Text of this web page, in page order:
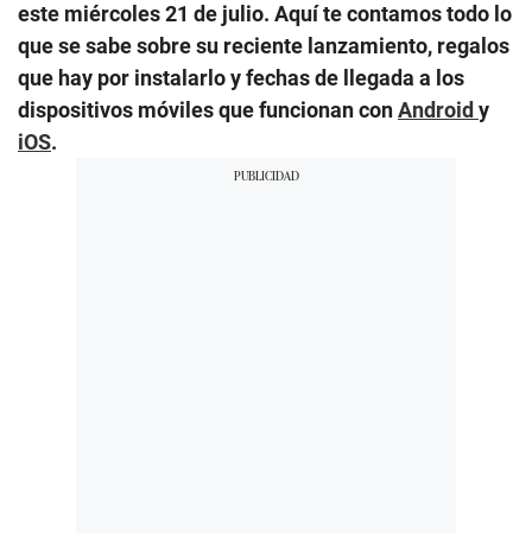
este miércoles 21 de julio. Aquí te contamos todo lo
que se sabe sobre su reciente lanzamiento, regalos
que hay por instalarlo y fechas de llegada a los
dispositivos móviles que funcionan conAndroid y
iOS.